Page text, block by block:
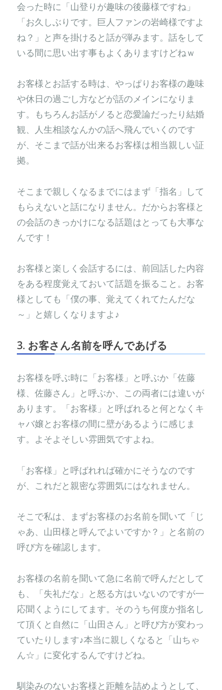
会った時に「山登りが趣味の後藤様ですね」
「お久しぶりです。巨人ファンの岩崎様ですよ
ね？」と声を掛けると話が弾みます。話をして
いる間に思い出す事もよくありますけどねｗ
お客様とお話する時は、やっぱりお客様の趣味
や休日の過ごし方などが話のメインになりま
す。もちろんお話がノると恋愛論だったり結婚
観、人生相談なんかの話へ飛んでいくのです
が、そこまで話が出来るお客様は相当親しい証
拠。
そこまで親しくなるまでにはまず「指名」して
もらえないと話になりません。だからお客様と
の会話のきっかけになる話題はとっても大事な
んです！
お客様と楽しく会話するには、前回話した内容
をある程度覚えておいて話題を振ること。お客
様としても「僕の事、覚えてくれてたんだな
～」と嬉しくなりますよ♪
3. お客さん名前を呼んであげる
お客様を呼ぶ時に「お客様」と呼ぶか「佐藤
様、佐藤さん」と呼ぶか、この両者には違いが
あります。「お客様」と呼ばれると何となくキ
ャバ嬢とお客様の間に壁があるように感じま
す。よそよそしい雰囲気ですよね。
「お客様」と呼ばれれば確かにそうなのです
が、これだと親密な雰囲気にはなれません。
そこで私は、まずお客様のお名前を聞いて「じ
ゃあ、山田様と呼んでよいですか？」と名前の
呼び方を確認します。
お客様の名前を聞いて急に名前で呼んだとして
も、「失礼だな」と怒る方はいないのですが一
応聞くようにしてます。そのうち何度か指名し
て頂くと自然に「山田さん」と呼び方が変わっ
ていたりします♪本当に親しくなると「山ちゃ
ん☆」に変化するんですけどね。
馴染みのないお客様と距離を詰めようとして、